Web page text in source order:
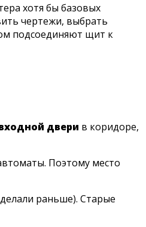
хотя бы базовых
чертежи, выбрать
подсоединяют щит к
двери в коридоре,
Поэтому место
раньше). Старые